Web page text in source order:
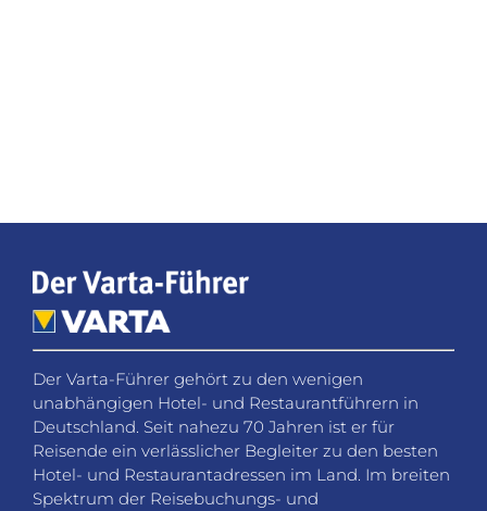
Der Varta-Führer gehört zu den wenigen
unabhängigen Hotel- und Restaurantführern in
Deutschland. Seit nahezu 70 Jahren ist er für
Reisende ein verlässlicher Begleiter zu den besten
Hotel- und Restaurantadressen im Land. Im breiten
Spektrum der Reisebuchungs- und